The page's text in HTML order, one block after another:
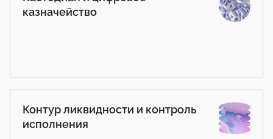
казначейство
Контур ликвидности и контроль
исполнения